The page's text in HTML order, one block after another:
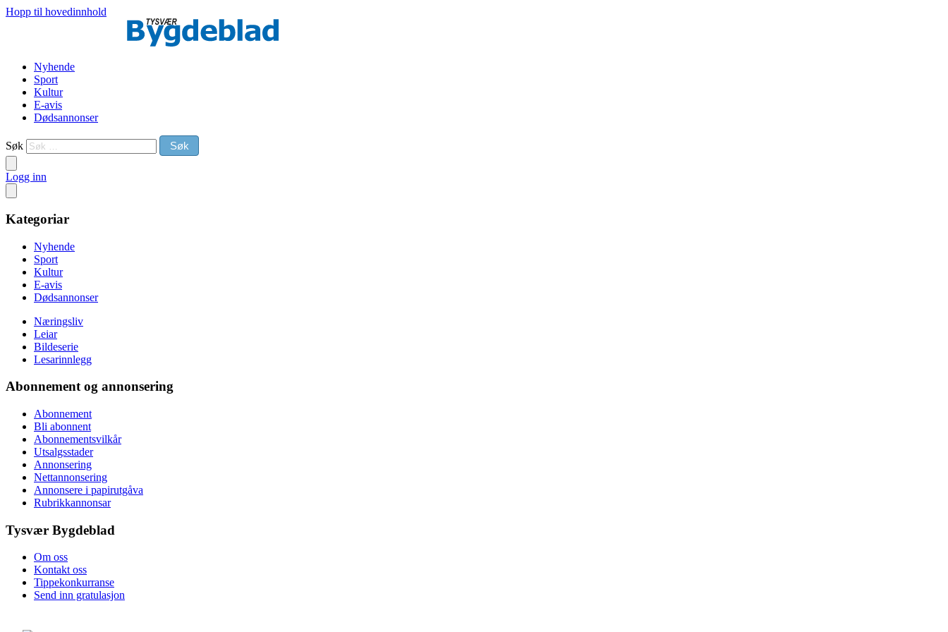
Hopp til hovedinnhold
Nyhende
Sport
Kultur
E-avis
Dødsannonser
Søk
Logg inn
Kategoriar
Nyhende
Sport
Kultur
E-avis
Dødsannonser
Næringsliv
Leiar
Bildeserie
Lesarinnlegg
Abonnement og annonsering
Abonnement
Bli abonnent
Abonnementsvilkår
Utsalgsstader
Annonsering
Nettannonsering
Annonsere i papirutgåva
Rubrikkannonsar
Tysvær Bygdeblad
Om oss
Kontakt oss
Tippekonkurranse
Send inn gratulasjon